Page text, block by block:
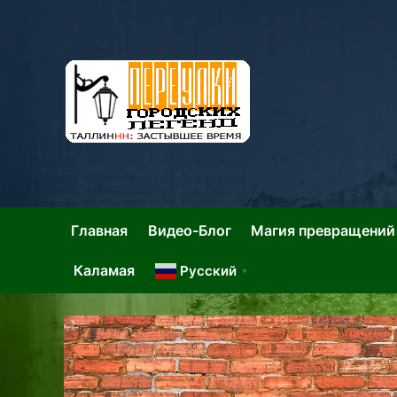
Главная Видео-Блог Магия превращений
Каламая Русский ▼